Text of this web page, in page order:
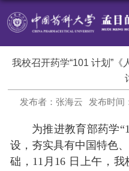
我校召开药学“101 计划”
发布者：张海云 发布时间
为推进教育部药学
设，夯实具有中国特色
础，11月16 日上午，